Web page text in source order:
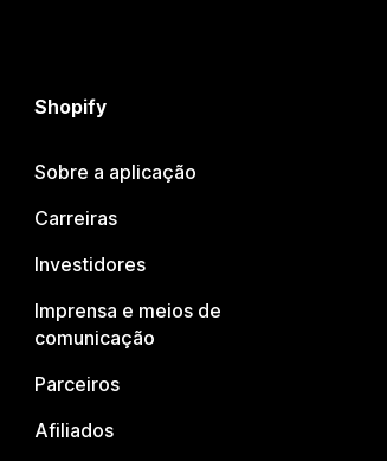
Shopify
Sobre a aplicação
Carreiras
Investidores
Imprensa e meios de
comunicação
Parceiros
Afiliados